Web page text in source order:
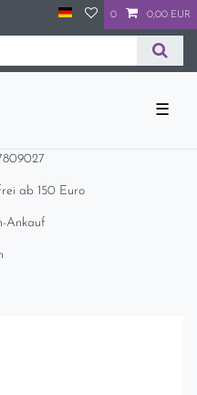
0 0,00 EUR
☰
ab 150 Euro
Ankauf